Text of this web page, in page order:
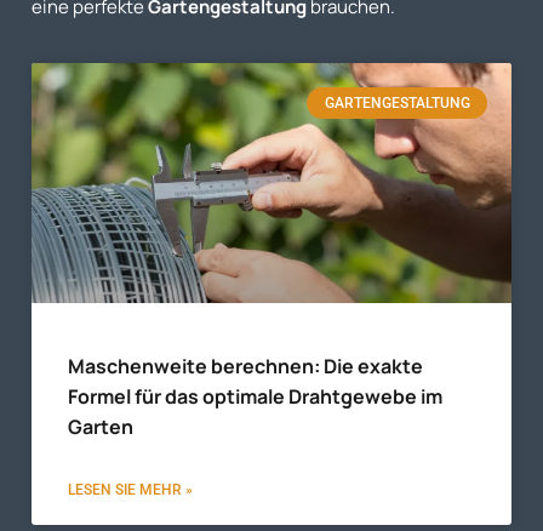
eine perfekteGartengestaltungbrauchen.
GARTENGESTALTUNG
Maschenweite berechnen: Die exakte
Formel für das optimale Drahtgewebe im
Garten
LESEN SIE MEHR »